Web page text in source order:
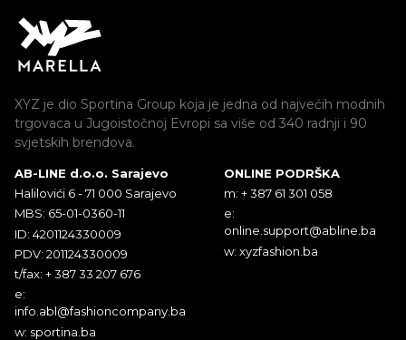
XYZ je dio Sportina Group koja je jedna od najvećih modnih
trgovaca u Jugoistočnoj Evropi sa više od 340 radnji i 90
svjetskih brendova.
AB-LINE d.o.o. Sarajevo
Halilovići 6 - 71 000 Sarajevo
MBS: 65-01-0360-11
ID: 4201124330009
PDV: 201124330009
t/fax: + 387 33 207 676
e:
info.abl@fashioncompany.ba
w: sportina.ba
ONLINE PODRŠKA
m: + 387 61 301 058
e:
online.support@abline.ba
w: xyzfashion.ba